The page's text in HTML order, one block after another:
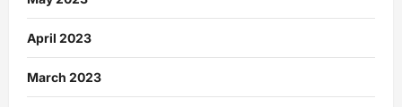
April 2023
March 2023